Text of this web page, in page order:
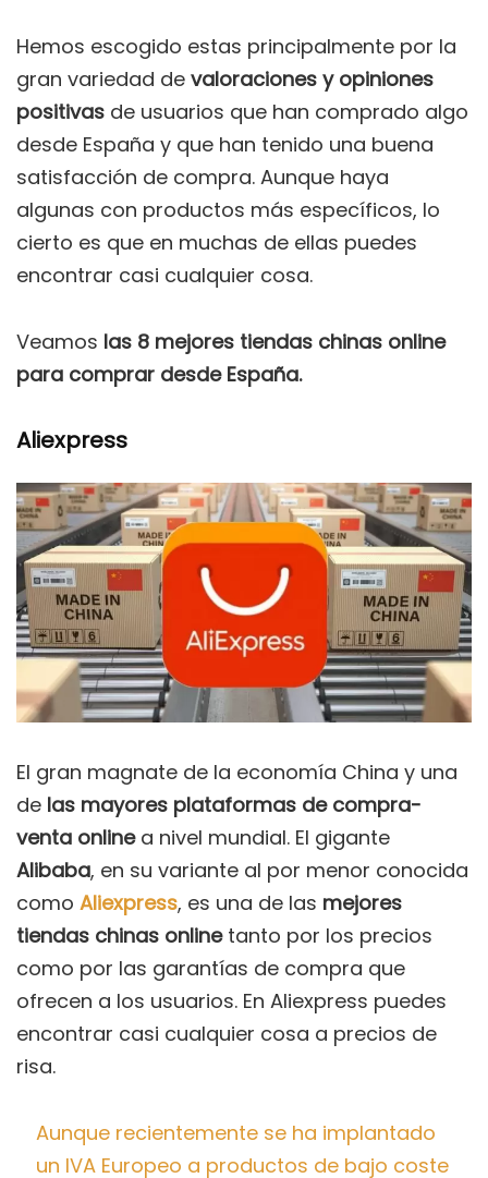
Hemos escogido estas principalmente por la
gran variedad de valoraciones y opiniones
positivas de usuarios que han comprado algo
desde España y que han tenido una buena
satisfacción de compra. Aunque haya
algunas con productos más específicos, lo
cierto es que en muchas de ellas puedes
encontrar casi cualquier cosa.
Veamos las 8 mejores tiendas chinas online
para comprar desde España.
Aliexpress
El gran magnate de la economía China y una
de las mayores plataformas de compra-
venta onlinea nivel mundial. El gigante
Alibaba, en su variante al por menor conocida
como Aliexpress, es una de las mejores
tiendas chinas onlinetanto por los precios
como por las garantías de compra que
ofrecen a los usuarios. En Aliexpress puedes
encontrar casi cualquier cosa a precios de
risa.
Aunque recientemente se ha implantado
un IVA Europeo a productos de bajo coste